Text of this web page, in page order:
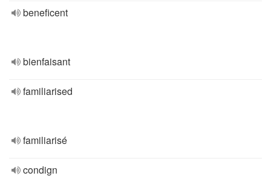
beneficent
bienfaisant
familiarised
familiarisé
condign